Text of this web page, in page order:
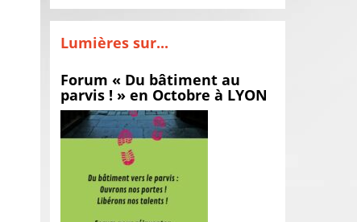
Lumières sur...
Forum « Du bâtiment au
parvis ! » en Octobre à LYON